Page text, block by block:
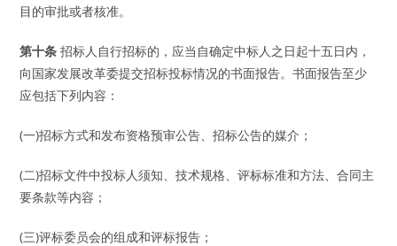
目的审批或者核准。
第十条 招标人自行招标的，应当自确定中标人之日起十五日内，
向国家发展改革委提交招标投标情况的书面报告。书面报告至少
应包括下列内容：
(一)招标方式和发布资格预审公告、招标公告的媒介；
(二)招标文件中投标人须知、技术规格、评标标准和方法、合同主
要条款等内容；
(三)评标委员会的组成和评标报告；